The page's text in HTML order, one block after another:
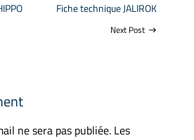
Fiche technique JALIROK
Next Post east
ne sera pas publiée. Les